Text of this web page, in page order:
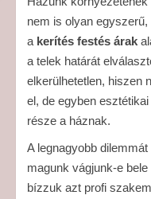
nem is olyan
a kerítés festés árak
a telek határát
elkerülhetetlen, hiszen
el, de egyben
része a háznak.
A legnagyobb
magunk vágjunk-e
bízzuk azt profi